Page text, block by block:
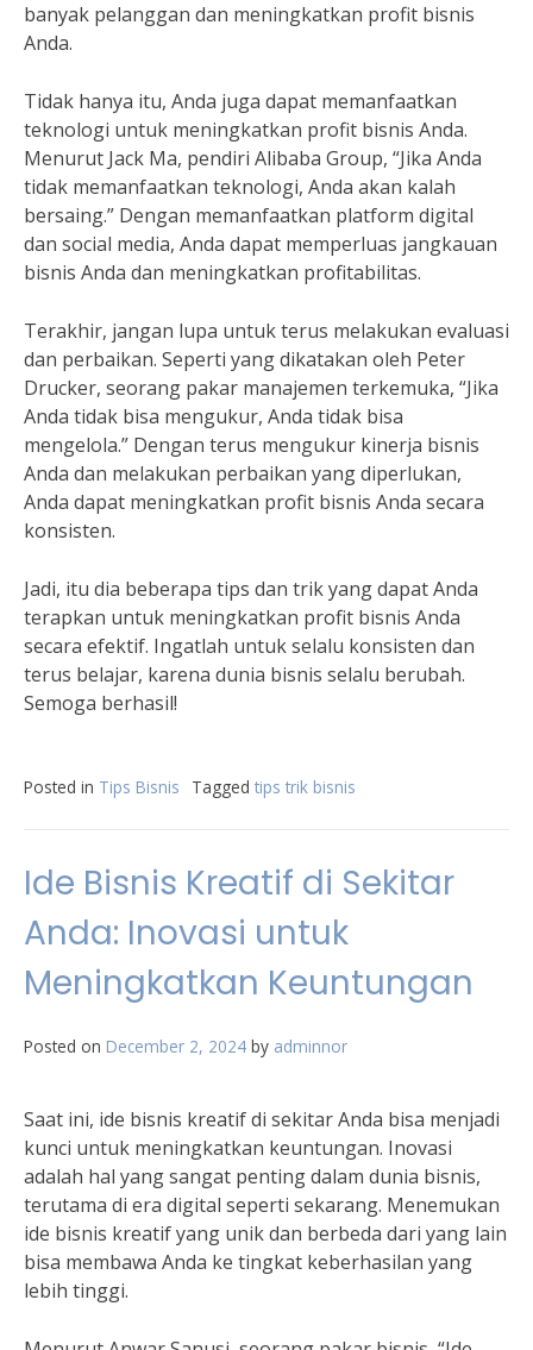
banyak pelanggan dan meningkatkan profit bisnis
Anda.
Tidak hanya itu, Anda juga dapat memanfaatkan
teknologi untuk meningkatkan profit bisnis Anda.
Menurut Jack Ma, pendiri Alibaba Group, “Jika Anda
tidak memanfaatkan teknologi, Anda akan kalah
bersaing.” Dengan memanfaatkan platform digital
dan social media, Anda dapat memperluas jangkauan
bisnis Anda dan meningkatkan profitabilitas.
Terakhir, jangan lupa untuk terus melakukan evaluasi
dan perbaikan. Seperti yang dikatakan oleh Peter
Drucker, seorang pakar manajemen terkemuka, “Jika
Anda tidak bisa mengukur, Anda tidak bisa
mengelola.” Dengan terus mengukur kinerja bisnis
Anda dan melakukan perbaikan yang diperlukan,
Anda dapat meningkatkan profit bisnis Anda secara
konsisten.
Jadi, itu dia beberapa tips dan trik yang dapat Anda
terapkan untuk meningkatkan profit bisnis Anda
secara efektif. Ingatlah untuk selalu konsisten dan
terus belajar, karena dunia bisnis selalu berubah.
Semoga berhasil!
Posted in Tips Bisnis Tagged tips trik bisnis
Ide Bisnis Kreatif di Sekitar
Anda: Inovasi untuk
Meningkatkan Keuntungan
Posted on December 2, 2024 by adminnor
Saat ini, ide bisnis kreatif di sekitar Anda bisa menjadi
kunci untuk meningkatkan keuntungan. Inovasi
adalah hal yang sangat penting dalam dunia bisnis,
terutama di era digital seperti sekarang. Menemukan
ide bisnis kreatif yang unik dan berbeda dari yang lain
bisa membawa Anda ke tingkat keberhasilan yang
lebih tinggi.